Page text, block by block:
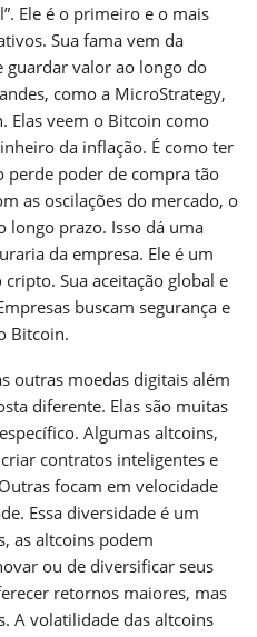
Ele é o primeiro e o mais
Sua fama vem da
guardar valor ao longo do
como a MicroStrategy,
Elas veem o Bitcoin como
da inflação. É como ter
perde poder de compra tão
as oscilações do mercado, o
longo prazo. Isso dá uma
da empresa. Ele é um
Sua aceitação global e
buscam segurança e
Bitcoin.
outras moedas digitais além
diferente. Elas são muitas
Algumas altcoins,
contratos inteligentes e
focam em velocidade
Essa diversidade é um
as altcoins podem
ou de diversificar seus
retornos maiores, mas
A volatilidade das altcoins